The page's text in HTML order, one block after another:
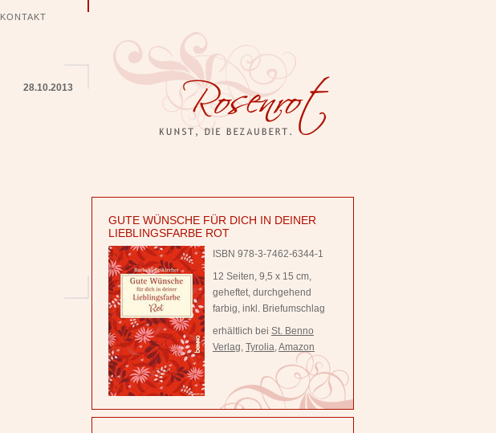
KONTAKT
28.10.2013
GUTE WÜNSCHE FÜR DICH IN DEINER
LIEBLINGSFARBE ROT
ISBN 978-3-7462-6344-1
12 Seiten, 9,5 x 15 cm,
geheftet, durchgehend
farbig, inkl. Briefumschlag
erhältlich bei St. Benno
Verlag, Tyrolia,Amazon